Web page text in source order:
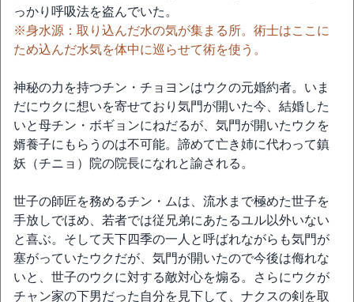
っかり呼吸法を盗んでいた。
※身水源：取り込んだ水の気が集まる所。術士はここに
ため込んだ水気を体中に巡らせて術を使う。
神秘の力を持つチン・チョヨンはウクの元婚約者。いま
だにウクに想いを寄せており気門が開いた今、結婚した
いと母チン・ボギョンにねだるが、気門が開いたウクを
婿養子にもらうのは不可能。諦めて亡き姉に代わって鎮
妖（チニョ）院の院長になれと諭される。
世子の師匠を務めるチン・ムは、流水まで極めた世子を
手放しでほめ、若者では従兄弟にあたるユル以外いない
と喜ぶ。そして天下四季の一人と呼ばれながらも気門が
塞がっていたウクだが、気門が開いたので今後は侮れな
いと、世子のウクに対する敵対心を煽る。さらにウクが
チャン家の下男だった自分を見下して、ナクスの剣を取